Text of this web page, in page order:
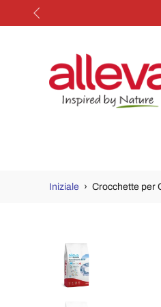
Salta
Iniziale › Crocchette per
Passa
alle
informazioni